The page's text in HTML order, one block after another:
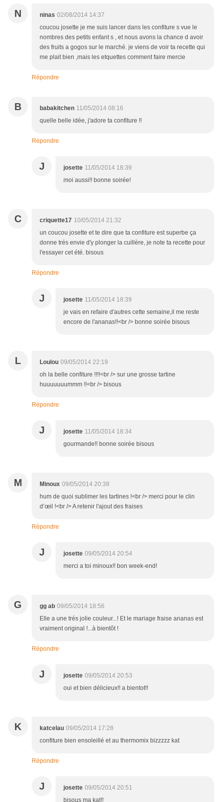
N ninas 02/08/2014 14:37
coucou josette je me suis lancer dans les confiture s vue le
nombres des petits enfant s , et nous avons la chance d avoir
des fruits a gogos sur le marché. je viens de voir ta recette qui
me plait bien ,mais les etquettes comment faire mercie
Répondre
B babakitchen 11/05/2014 08:16
quelle belle idée, j'adore ta confiture !!
Répondre
J josette 11/05/2014 18:39
moi aussi!! bonne soirée!
C criquette17 10/05/2014 21:32
un coucou josette et te dire que ta confiture est superbe ça
donne trés envie d'y plonger la cuillère, je note ta recette pour
l'essayer cet été. bisous
Répondre
J josette 11/05/2014 18:39
je vais en refaire d'autres cette semaine,il me reste
encore de l'ananas!!<br /> bonne soirée bisous
L Loulou 09/05/2014 22:19
oh la belle confiture !!!!<br /> sur une grosse tartine
huuuuuuummm !!<br /> bisous
Répondre
J josette 11/05/2014 18:34
gourmande!! bonne soirée bisous
M Minoux 09/05/2014 20:38
hum de quoi sublimer les tartines !<br /> merci pour le clin
d’œil !<br /> A retenir l'ajout des fraises
Répondre
J josette 09/05/2014 20:54
merci a toi minoux!! bon week-end!
G gg ab 09/05/2014 18:56
Elle a une trés jolie couleur...! Et le mariage fraise ananas est
vraiment original !...à bientôt !
Répondre
J josette 09/05/2014 20:53
oui et bien délicieux!! a bientot!!
K katcelau 09/05/2014 17:28
confiture bien ensoleillé et au thermomix bizzzzz kat
Répondre
J josette 09/05/2014 20:51
bisous ma kat!!